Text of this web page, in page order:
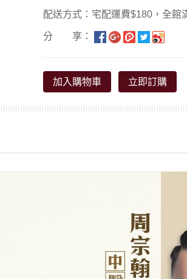
配送方式：宅配運費$180，全館
分 享：
加入購物車 立即訂購